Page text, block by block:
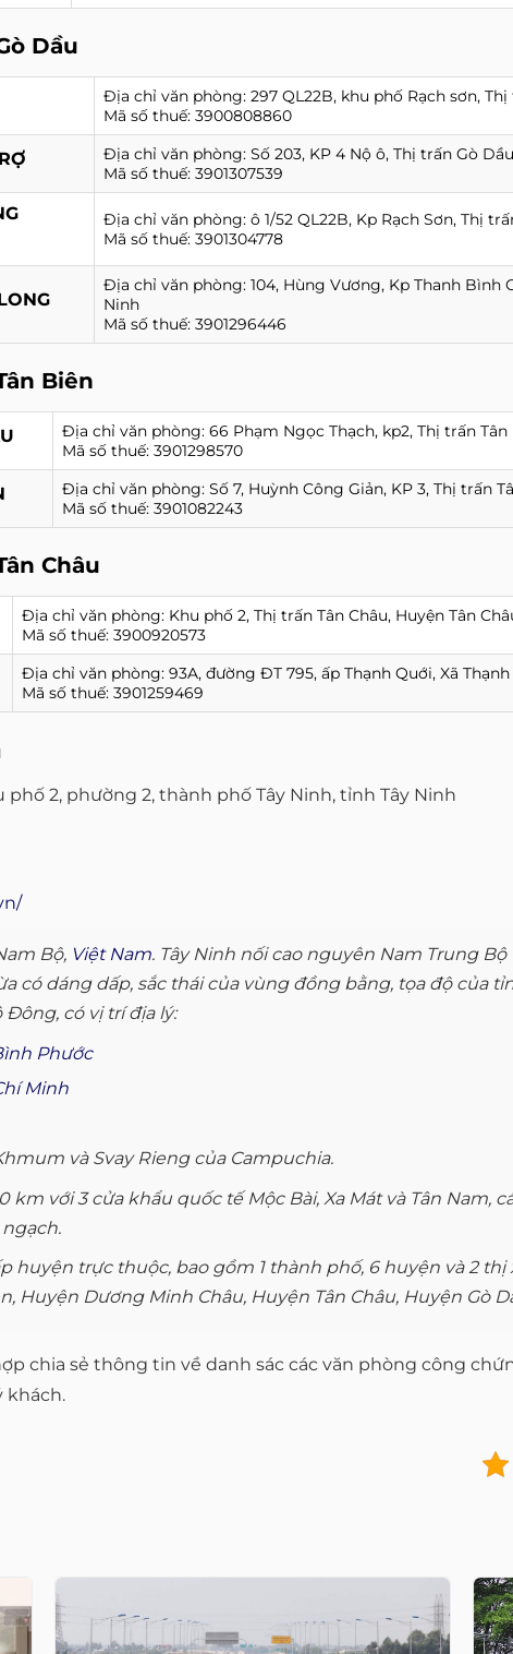
Dầu
Địa chỉ văn phòng: 297 QL22B, khu phố Rạch sơn,
Mã số thuế: 3900808860
Địa chỉ văn phòng: Số 203, KP 4 Nộ ô, Thị trấn Gò
Mã số thuế: 3901307539
Địa chỉ văn phòng: ô 1/52 QL22B, Kp Rạch Sơn, Thị
Mã số thuế: 3901304778
Địa chỉ văn phòng: 104, Hùng Vương, Kp Thanh Bình
Ninh
Mã số thuế: 3901296446
Biên
Địa chỉ văn phòng: 66 Phạm Ngọc Thạch, kp2, Thị trấn
Mã số thuế: 3901298570
Địa chỉ văn phòng: Số 7, Huỳnh Công Giản, KP 3, Thị trấn
Mã số thuế: 3901082243
Châu
Địa chỉ văn phòng: Khu phố 2, Thị trấn Tân Châu, Huyện Tân
Mã số thuế: 3900920573
Địa chỉ văn phòng: 93A, đường ĐT 795, ấp Thạnh Quới, Xã
Mã số thuế: 3901259469
phố 2, phường 2, thành phố Tây Ninh, tỉnh Tây Ninh
Bộ, Việt Nam. Tây Ninh nối cao nguyên Nam Trung
dáng dấp, sắc thái của vùng đồng bằng, tọa độ của tỉnh
Đông, có vị trí địa lý:
Phước
Minh
và Svay Rieng của Campuchia.
với 3 cửa khẩu quốc tế Mộc Bài, Xa Mát và Tân Nam,
huyện trực thuộc, bao gồm 1 thành phố, 6 huyện và 2 thị
Huyện Dương Minh Châu, Huyện Tân Châu, Huyện Gò
chia sẻ thông tin về danh sác các văn phòng công
khách.